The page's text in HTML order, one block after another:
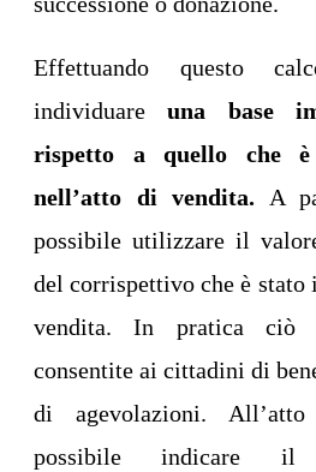
Effettuando questo
individuare una base
rispetto a quello che
nell’atto di vendita. A
possibile utilizzare il
del corrispettivo che è stato
vendita. In pratica ciò
consentite ai cittadini di
di agevolazioni.
possibile indicare il